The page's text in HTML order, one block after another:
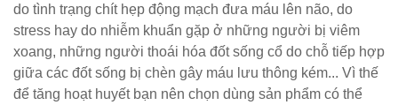
do tình trạng chít hẹp động mạch đưa máu lên não, do
stress hay do nhiễm khuẩn gặp ở những người bị viêm
xoang, những người thoái hóa đốt sống cổ do chỗ tiếp hợp
giữa các đốt sống bị chèn gây máu lưu thông kém... Vì thế
để tăng hoạt huyết bạn nên chọn dùng sản phẩm có thể